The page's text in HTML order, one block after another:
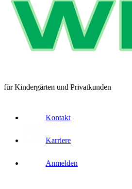
für Kindergärten und Privatkunden
Kontakt
Karriere
Anmelden